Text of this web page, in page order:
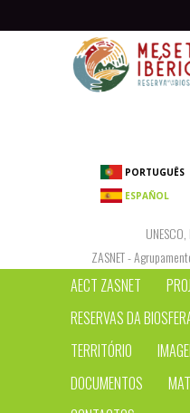
PORTUGUÊS
ESPAÑOL
ZASNET -
AECT ZASNET
RESERVAS DA
TERRITÓRIO
DOCUMENTOS